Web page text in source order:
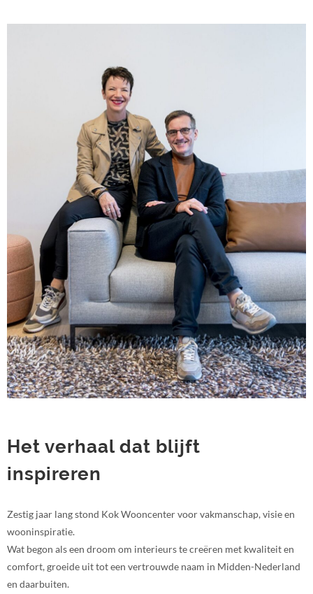
Het verhaal dat blijft
inspireren
Zestig jaar lang stond Kok Wooncenter voor vakmanschap, visie en
wooninspiratie.
Wat begon als een droom om interieurs te creëren met kwaliteit en
comfort, groeide uit tot een vertrouwde naam in Midden-Nederland
en daarbuiten.